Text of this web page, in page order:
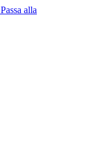
Passa alla